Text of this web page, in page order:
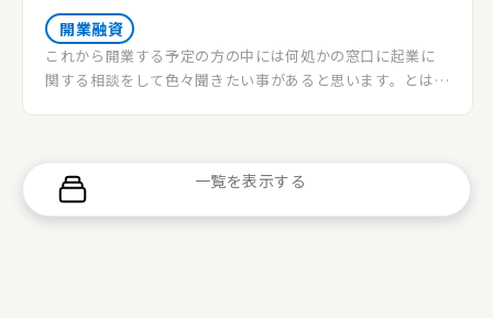
調達方法を選びましょう。
開業融資
これから開業する予定の方の中には何処かの窓口に起業に
関する相談をして色々聞きたい事があると思います。とはい
紹介させて頂きます。 一覧を表示する